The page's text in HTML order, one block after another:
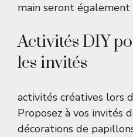
main seront
Activités DIY
les invités
activités créatives lors
Proposez à vos invités
décorations de